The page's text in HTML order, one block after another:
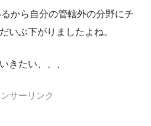
から自分の管轄外の分野にチ
いぶ下がりましたよね。
きたい、、、
サーリンク